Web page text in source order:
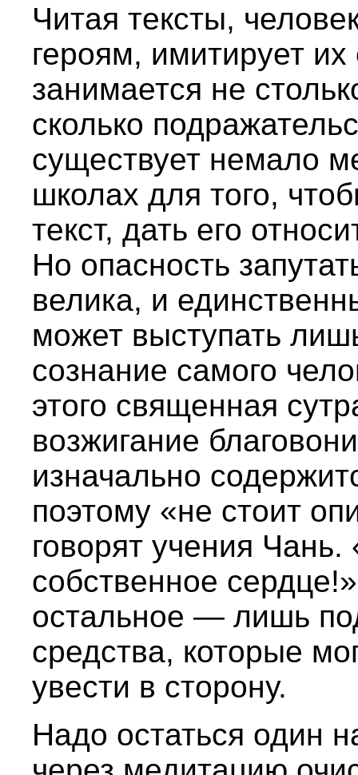
Читая тексты,
героям, имитирует их
занимается не
сколько
существует немало
школах для того,
текст, дать его
Но опасность
велика, и
может выступать
сознание самого
этого священная
возжигание
изначально
поэтому «не стоит
говорят учения
собственное
остальное — лишь
средства, которые
увести в сторону.
Надо остаться один